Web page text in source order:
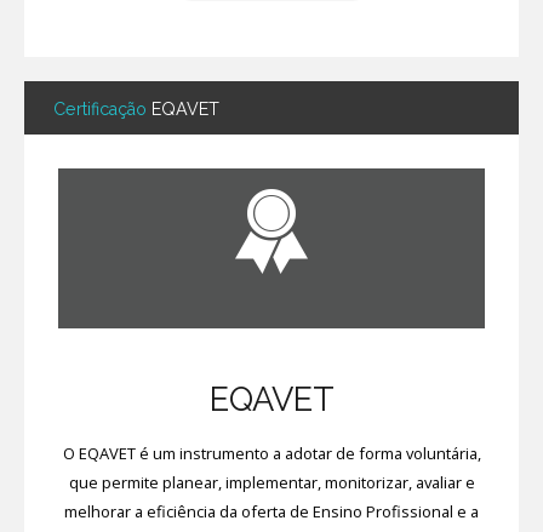
Certificação EQAVET
EQAVET
O EQAVET é um instrumento a adotar de forma voluntária,
que permite planear, implementar, monitorizar, avaliar e
melhorar a eficiência da oferta de Ensino Profissional e a